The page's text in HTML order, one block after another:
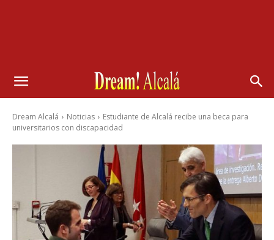
Dream Alcalá Noticias
Estudiante de Alcalá recibe una beca para
universitarios con discapacidad